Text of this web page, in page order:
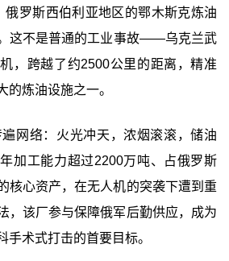
俄罗斯西伯利亚地区的鄂木斯克炼油
这不是普通的工业事故——乌克兰武
，跨越了约2500公里的距离，精准
的炼油设施之一。
网络：火光冲天，浓烟滚滚，储油
加工能力超过2200万吨、占俄罗斯
核心资产，在无人机的突袭下遭到重
，该厂参与保障俄军后勤供应，成为
手术式打击的首要目标。